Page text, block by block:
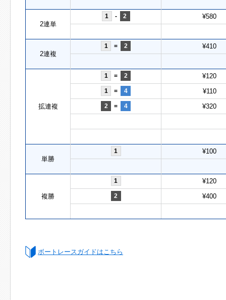
2連単
1 - 2 ¥580
2連複
1 = 2 ¥410
拡連複
1 = 2 ¥120
1 = 4 ¥110
2 = 4 ¥320
単勝
1 ¥100
複勝
1 ¥120
2 ¥400
ボートレースガイドはこちら